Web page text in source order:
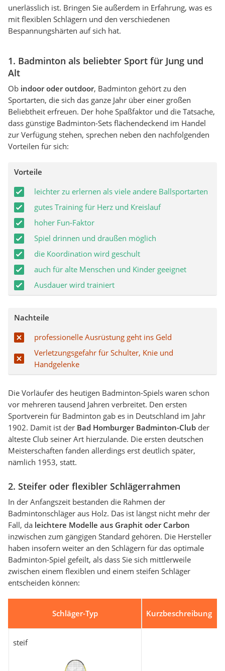
unerlässlich ist. Bringen Sie außerdem in Erfahrung, was es
mit flexiblen Schlägern und den verschiedenen
Bespannungshärten auf sich hat.
1. Badminton als beliebter Sport für Jung und
Alt
Ob indoor oder outdoor, Badminton gehört zu den
Sportarten, die sich das ganze Jahr über einer großen
Beliebtheit erfreuen. Der hohe Spaßfaktor und die Tatsache,
dass günstige Badminton-Sets flächendeckend im Handel
zur Verfügung stehen, sprechen neben den nachfolgenden
Vorteilen für sich:
Vorteile
leichter zu erlernen als viele andere Ballsportarten
gutes Training für Herz und Kreislauf
hoher Fun-Faktor
Spiel drinnen und draußen möglich
die Koordination wird geschult
auch für alte Menschen und Kinder geeignet
Ausdauer wird trainiert
Nachteile
professionelle Ausrüstung geht ins Geld
Verletzungsgefahr für Schulter, Knie und
Handgelenke
Die Vorläufer des heutigen Badminton-Spiels waren schon
vor mehreren tausend Jahren verbreitet. Den ersten
Sportverein für Badminton gab es in Deutschland im Jahr
1902. Damit ist der Bad Homburger Badminton-Club der
älteste Club seiner Art hierzulande. Die ersten deutschen
Meisterschaften fanden allerdings erst deutlich später,
nämlich 1953, statt.
2. Steifer oder flexibler Schlägerrahmen
In der Anfangszeit bestanden die Rahmen der
Badmintonschläger aus Holz. Das ist längst nicht mehr der
Fall, da leichtere Modelle aus Graphit oder Carbon
inzwischen zum gängigen Standard gehören. Die Hersteller
haben insofern weiter an den Schlägern für das optimale
Badminton-Spiel gefeilt, als dass Sie sich mittlerweile
zwischen einem flexiblen und einem steifen Schläger
entscheiden können:
Schläger-Typ Kurzbeschreibung
steif